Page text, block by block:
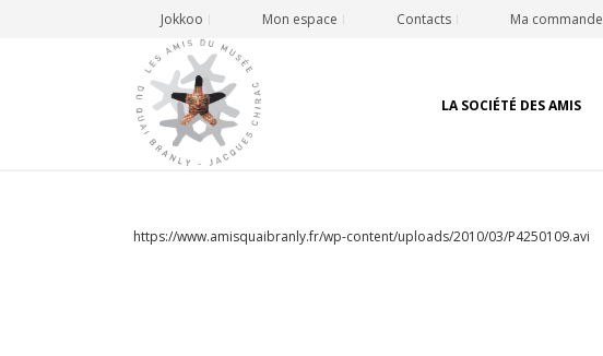
Jokkoo Mon espace Contacts Ma commande
LA SOCIÉTÉ DES AMIS
https://www.amisquaibranly.fr/wp-content/uploads/2010/03/P4250109.avi